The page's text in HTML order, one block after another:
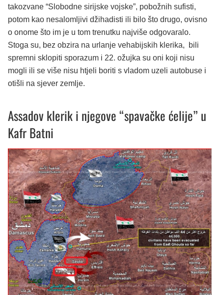
takozvane “Slobodne sirijske vojske”, pobožnih sufisti,
potom kao nesalomljivi džihadisti ili bilo što drugo, ovisno
o onome što im je u tom trenutku najviše odgovaralo.
Stoga su, bez obzira na urlanje vehabijskih klerika, bili
spremni sklopiti sporazum i 22. ožujka su oni koji nisu
mogli ili se više nisu htjeli boriti s vladom uzeli autobuse i
otišli na sjever zemlje.
Assadov klerik i njegove “spavačke ćelije” u
Kafr Batni